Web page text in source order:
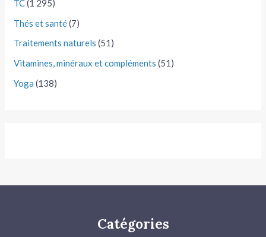
TC(1 295)
Thés et santé(7)
Traitements naturels (51)
Vitamines, minéraux et compléments (51)
Yoga (138)
Catégories